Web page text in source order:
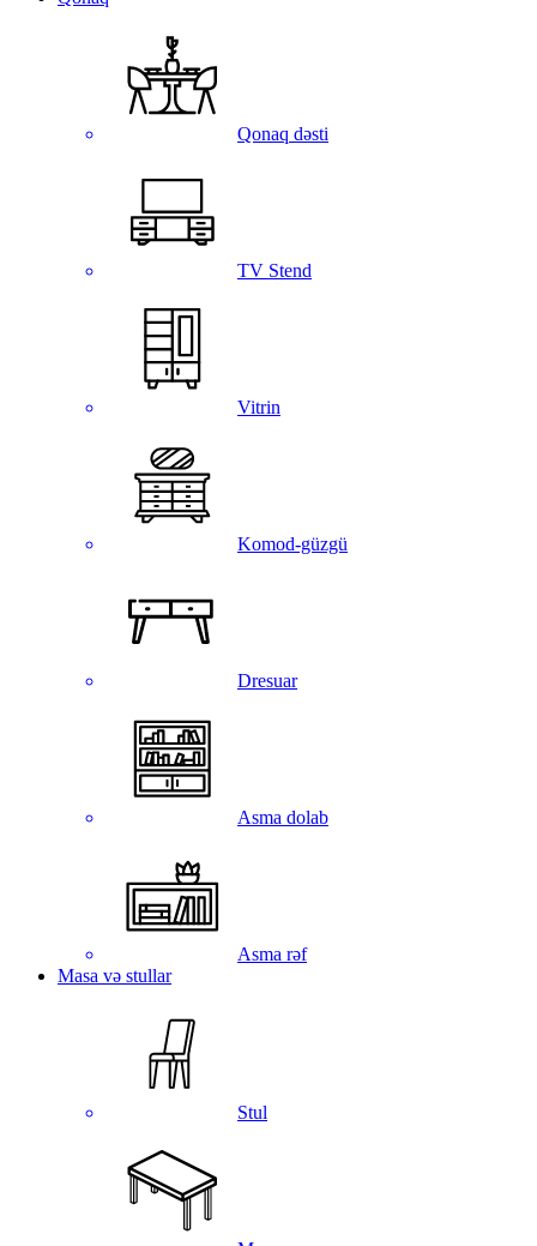
Qonaq dəsti
TV Stend
Vitrin
Komod-güzgü
Dresuar
Asma dolab
Asma rəf
Masa və stullar
Stul